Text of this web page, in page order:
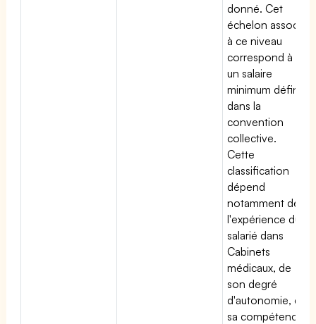
donné. Cet
échelon associé
à ce niveau
correspond à
un salaire
minimum défini
dans la
convention
collective.
Cette
classification
dépend
notamment de
l'expérience du
salarié dans
Cabinets
médicaux, de
son degré
d'autonomie, de
sa compétence